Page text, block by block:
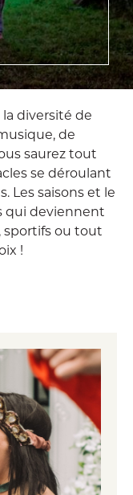
diversité de
de
saurez tout
se déroulant
Les saisons et le
qui deviennent
sportifs ou tout
!